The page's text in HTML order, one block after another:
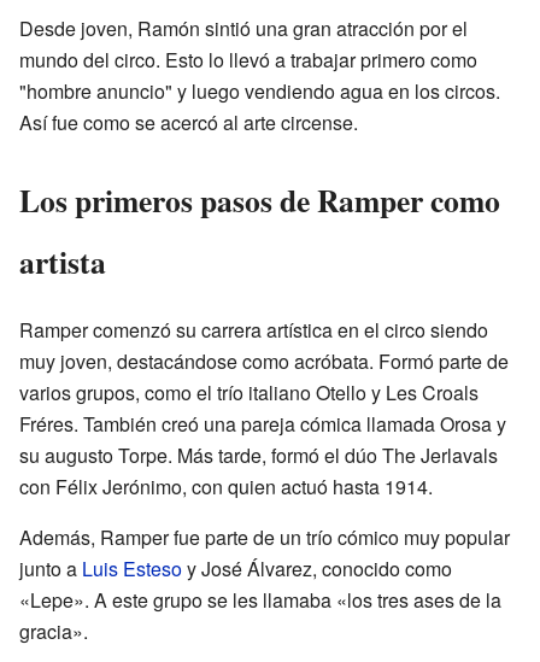
Desde joven, Ramón sintió una gran atracción por el
mundo del circo. Esto lo llevó a trabajar primero como
"hombre anuncio" y luego vendiendo agua en los circos.
Así fue como se acercó al arte circense.
Los primeros pasos de Ramper como
artista
Ramper comenzó su carrera artística en el circo siendo
muy joven, destacándose como acróbata. Formó parte de
varios grupos, como el trío italiano Otello y Les Croals
Fréres. También creó una pareja cómica llamada Orosa y
su augusto Torpe. Más tarde, formó el dúo The Jerlavals
con Félix Jerónimo, con quien actuó hasta 1914.
Además, Ramper fue parte de un trío cómico muy popular
junto a Luis Estesoy José Álvarez, conocido como
«Lepe». A este grupo se les llamaba «los tres ases de la
gracia».